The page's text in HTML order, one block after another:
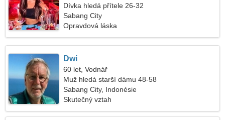
Dívka hledá přítele 26-32
Sabang City
Opravdová láska
Dwi
60 let, Vodnář
Muž hledá starší dámu 48-58
Sabang City, Indonésie
Skutečný vztah